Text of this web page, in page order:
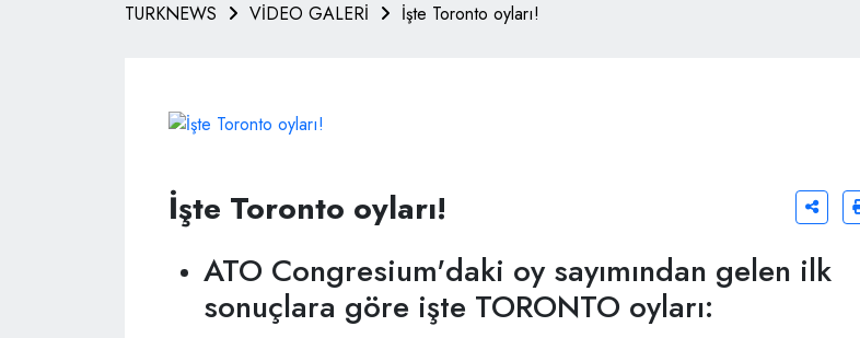
TURKNEWS VİDEO GALERİ İşte Toronto oyları!
İşte Toronto oyları!
ATO Congresium'daki oy sayımından gelen ilk
sonuçlara göre işte TORONTO oyları: